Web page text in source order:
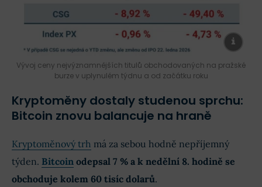
Vývoj ceny nejvýznamnějších titulů obchodovaných na pražské
burze v uplynulém týdnu a od začátku roku
Kryptoměny dostaly studenou sprchu:
Bitcoin znovu balancuje na hraně
Kryptoměnový trh má za sebou hodně nepříjemný
týden. Bitcoin odepsal 7 % a k nedělní 8. hodině se
obchoduje kolem 60 tisíc dolarů.